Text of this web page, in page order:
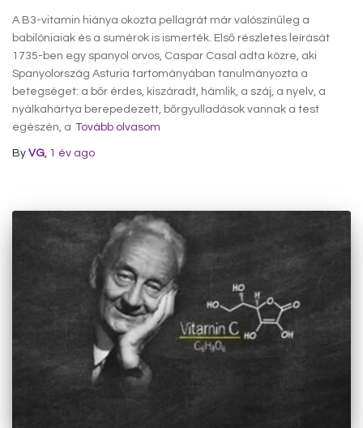
A B3-vitamin hiánya okozta pellagrát már valószínűleg a
babilóniaiak és a sumérok is ismerték. Első részletes leírását
1735-ben egy spanyol orvos, Caspar Casal adta közre, aki
Spanyolország Asturia tartományában tanulmányozta a
betegséget: a bőr érdes, kiszáradt, hámlik, a száj, a nyelv, a
nyálkahártya berepedezett, bőrgyulladások vannak a test
egészén, a Tovább olvasom
By VG, 1 év ago